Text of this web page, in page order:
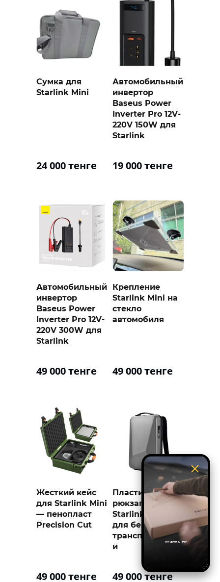
Сумка для
Starlink Mini
24 000 тенге
Автомобильный
инвертор
Baseus Power
Inverter Pro 12V-
220V 150W для
Starlink
19 000 тенге
Автомобильный
инвертор
Baseus Power
Inverter Pro 12V-
220V 300W для
Starlink
49 000 тенге
Крепление
Starlink Mini на
стекло
автомобиля
49 000 тенге
Жесткий кейс
для Starlink Mini
— пенопласт
Precision Cut
49 000 тенге
Пластиковый
рюкзаг для
Starlink mini
для безопасной
транспортировк
и
49 000 тенге
в